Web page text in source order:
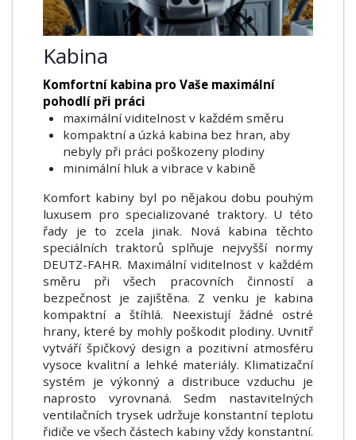
Kabina
Komfortní kabina pro Vaše maximální
pohodlí při práci
maximální viditelnost v každém směru
kompaktní a úzká kabina bez hran, aby
nebyly při práci poškozeny plodiny
minimální hluk a vibrace v kabině
Komfort kabiny byl po nějakou dobu pouhým
luxusem pro specializované traktory. U této
řady je to zcela jinak. Nová kabina těchto
speciálních traktorů splňuje nejvyšší normy
DEUTZ-FAHR. Maximální viditelnost v každém
směru při všech pracovních činností a
bezpečnost je zajištěna. Z venku je kabina
kompaktní a štíhlá. Neexistují žádné ostré
hrany, které by mohly poškodit plodiny. Uvnitř
vytváří špičkový design a pozitivní atmosféru
vysoce kvalitní a lehké materiály. Klimatizační
systém je výkonný a distribuce vzduchu je
naprosto vyrovnaná. Sedm nastavitelných
ventilačních trysek udržuje konstantní teplotu
řidiče ve všech částech kabiny vždy konstantní.